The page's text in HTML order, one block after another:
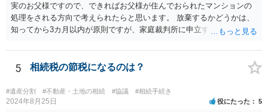
実のお父様ですので、できればお父様が住んでおられたマンションの
処理をされる方向で考えられたらと思います。 放棄するかどうかは、
知ってから3カ月以内が原則ですが、家庭裁判所に申立すれば3カ月の
放棄するかどうか決めることができます。 銀行やサラ金が数年も放置
することはありませんので、数年後に借金が発見される可能性はほぼ
伸長して調査したところ、サラ金に対する過払金など相当な財産が見
つかったため相続したという事例がありました。
5 相続税の節税になるのは？
#遺産分割 #不動産・土地の相続 #協議 #相続手続き
2024年8月25日 役にたった 5